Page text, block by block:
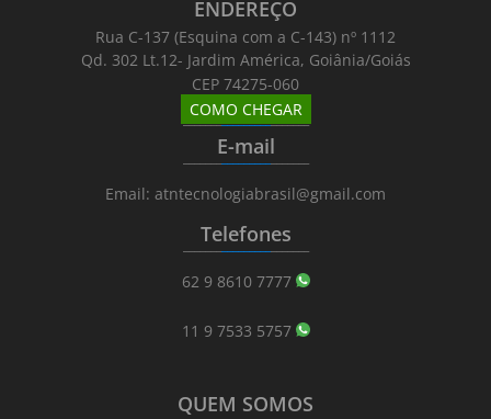
ENDEREÇO
Rua C-137 (Esquina com a C-143) nº 1112
Qd. 302 Lt.12- Jardim América, Goiânia/Goiás
CEP 74275-060
COMO CHEGAR
_______________________
E-mail
_______________________
Email: atntecnologiabrasil@gmail.com
Telefones
_______________________
62 9 8610 7777
11 9 7533 5757
QUEM SOMOS
_______________________